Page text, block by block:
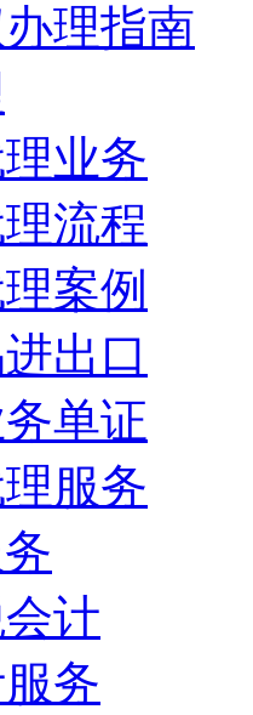
理指南
业务
流程
案例
出口
单证
服务
计
务